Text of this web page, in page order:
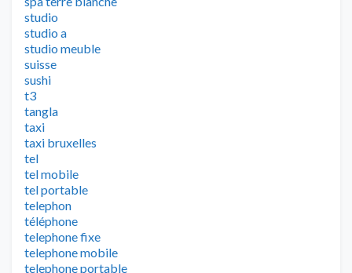
studio
studio a
studio meuble
suisse
sushi
t3
tangla
taxi
taxi bruxelles
tel
tel mobile
tel portable
telephon
téléphone
telephone fixe
telephone mobile
telephone portable